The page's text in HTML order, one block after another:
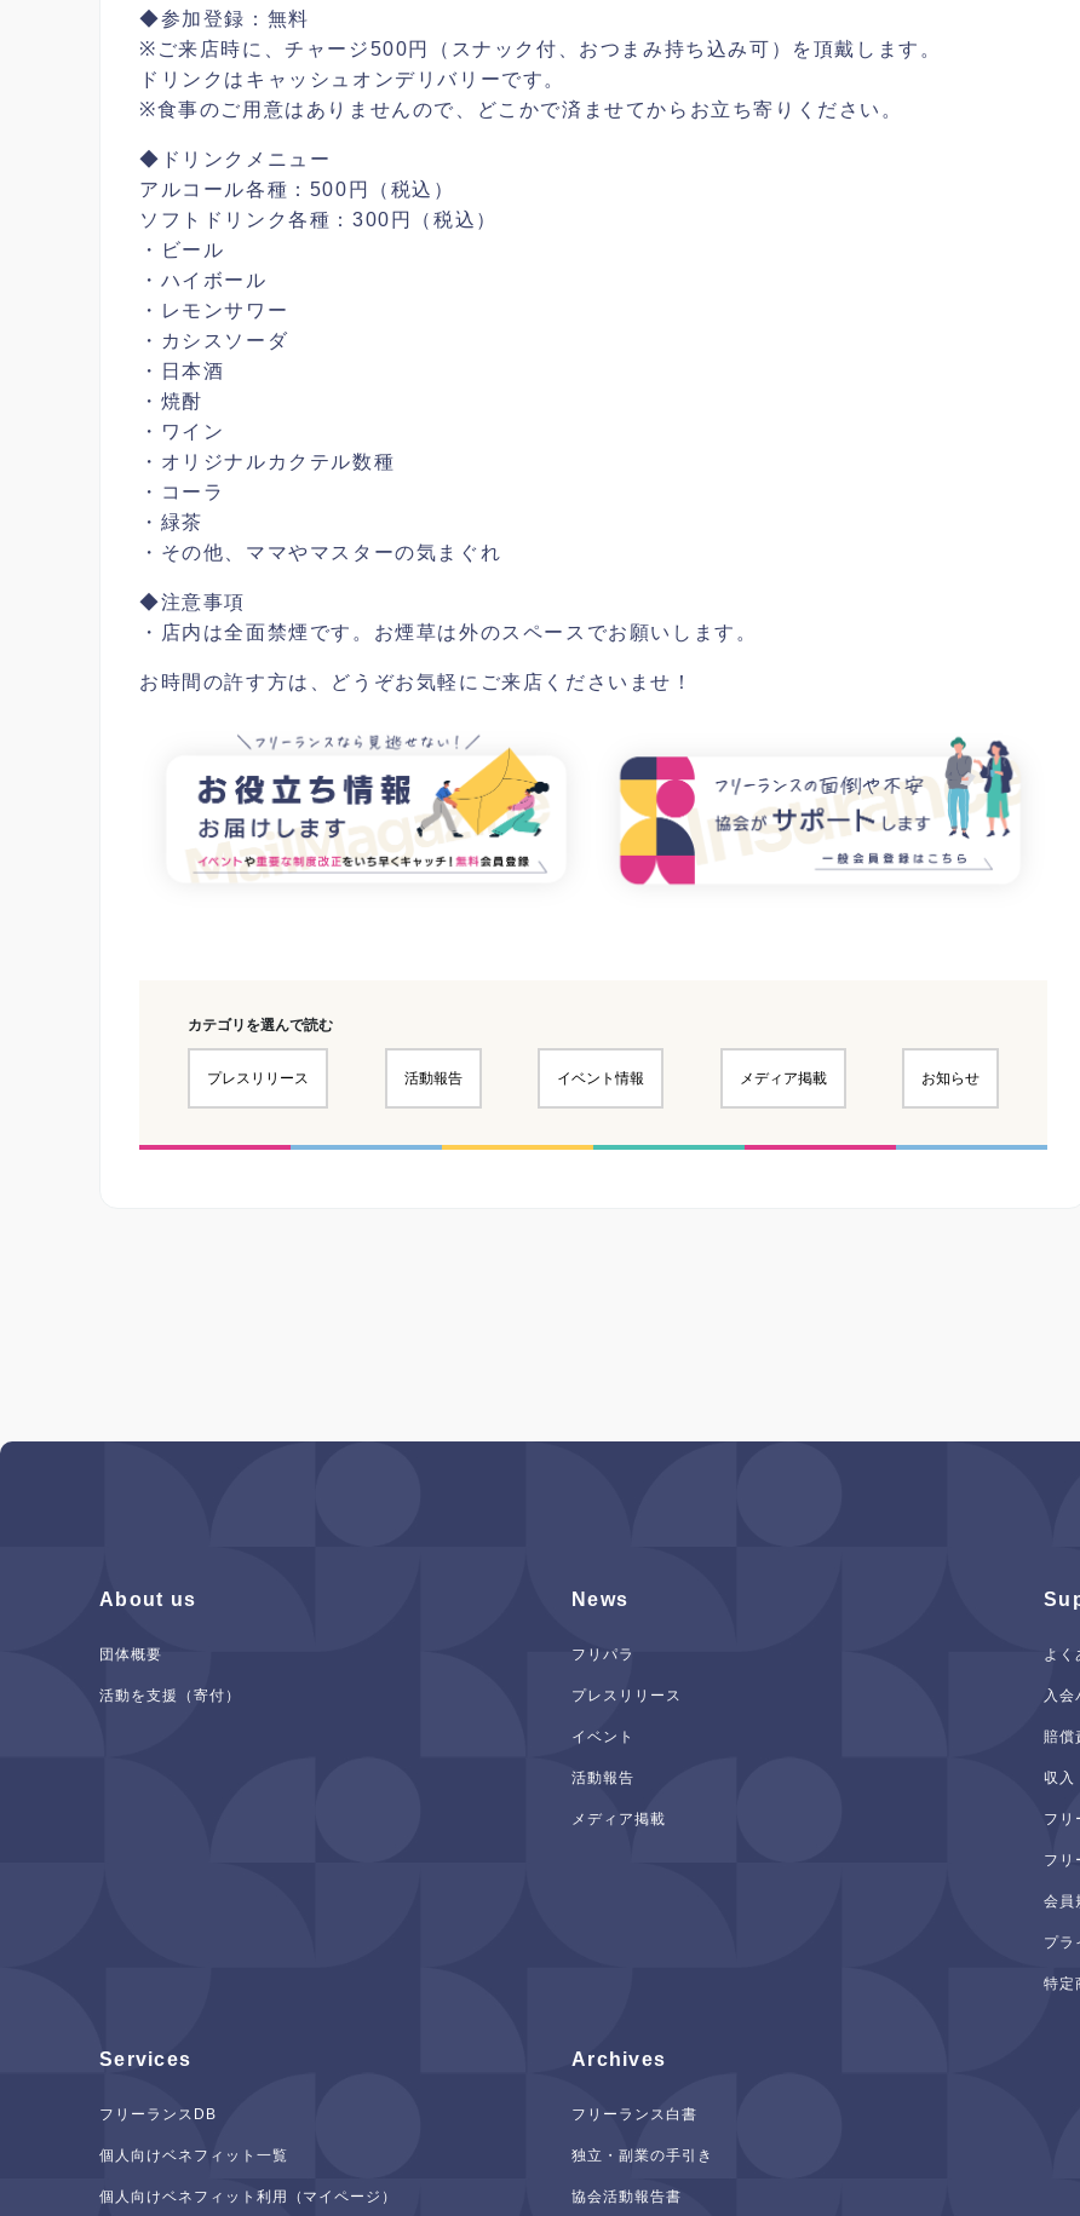
◆参加登録：無料
※ご来店時に、チャージ500円（スナック付、おつまみ持ち込み可）を頂戴します。
ドリンクはキャッシュオンデリバリーです。
※食事のご用意はありませんので、どこかで済ませてからお立ち寄りください。
◆ドリンクメニュー
アルコール各種：500円（税込）
ソフトドリンク各種：300円（税込）
・ビール
・ハイボール
・レモンサワー
・カシスソーダ
・日本酒
・焼酎
・ワイン
・オリジナルカクテル数種
・コーラ
・緑茶
・その他、ママやマスターの気まぐれ
◆注意事項
・店内は全面禁煙です。お煙草は外のスペースでお願いします。
お時間の許す方は、どうぞお気軽にご来店くださいませ！
カテゴリを選んで読む
プレスリリース 活動報告 イベント情報 メディア掲載 お知らせ
About us
団体概要
活動を支援（寄付）
News
フリパラ
プレスリリース
イベント
活動報告
メディア掲載
よく
入会
賠償
収入
フリ
フリ
会員
プラ
特定
Services
フリーランスDB
個人向けベネフィット一覧
個人向けベネフィット利用（マイページ）
Archives
フリーランス白書
独立・副業の手引き
協会活動報告書